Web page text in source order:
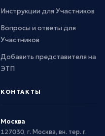
Инструкции для Участников
Вопросы и ответы для
Участников
Добавить представителя на
ЭТП
КОНТАКТЫ
Москва
127030, г. Москва, вн. тер. г.